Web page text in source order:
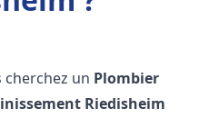
cherchez un Plombier
Riedisheim